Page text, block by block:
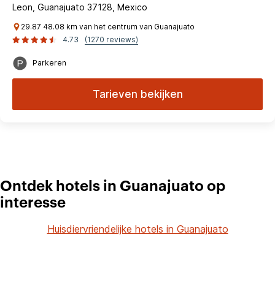
Leon, Guanajuato 37128, Mexico
29.87 48.08 km van het centrum van Guanajuato
4.73
(1270 reviews)
Parkeren
Tarieven bekijken
Ontdek hotels in Guanajuato op
interesse
Huisdiervriendelijke hotels in Guanajuato